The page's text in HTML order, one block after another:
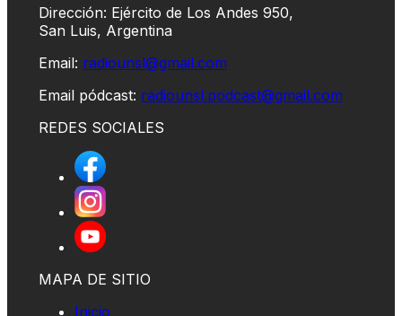
Dirección: Ejército de Los Andes 950,
San Luis, Argentina
Email: radiounsl@gmail.com
Email pódcast: radiounsl.podcast@gmail.com
REDES SOCIALES
MAPA DE SITIO
Inicio